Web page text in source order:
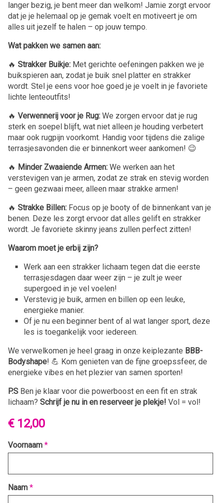
langer bezig, je bent meer dan welkom! Jamie zorgt ervoor
dat je je helemaal op je gemak voelt en motiveert je om
alles uit jezelf te halen – op jouw tempo.
Wat pakken we samen aan:
🔥 Strakker Buikje: Met gerichte oefeningen pakken we je
buikspieren aan, zodat je buik snel platter en strakker
wordt. Stel je eens voor hoe goed je je voelt in je favoriete
lichte lenteoutfits!
🔥 Verwennerij voor je Rug: We zorgen ervoor dat je rug
sterk en soepel blijft, wat niet alleen je houding verbetert
maar ook rugpijn voorkomt. Handig voor tijdens die zalige
terrasjesavonden die er binnenkort weer aankomen! 😉
🔥 Minder Zwaaiende Armen: We werken aan het
verstevigen van je armen, zodat ze strak en stevig worden
– geen gezwaai meer, alleen maar strakke armen!
🔥 Strakke Billen: Focus op je booty of de binnenkant van je
benen. Deze les zorgt ervoor dat alles gelift en strakker
wordt. Je favoriete skinny jeans zullen perfect zitten!
Waarom moet je erbij zijn?
Werk aan een strakker lichaam tegen dat die eerste
terrasjesdagen daar weer zijn – je zult je weer
supergoed in je vel voelen!
Verstevig je buik, armen en billen op een leuke,
energieke manier.
Of je nu een beginner bent of al wat langer sport, deze
les is toegankelijk voor iedereen.
We verwelkomen je heel graag in onze keiplezante BBB-
Bodyshape! 💪 Kom genieten van de fijne groepssfeer, de
energieke vibes en het plezier van samen sporten!
P.S Ben je klaar voor die powerboost en een fit en strak
lichaam? Schrijf je nu in en reserveer je plekje! Vol = vol!
€ 12,00
Voornaam *
Naam *